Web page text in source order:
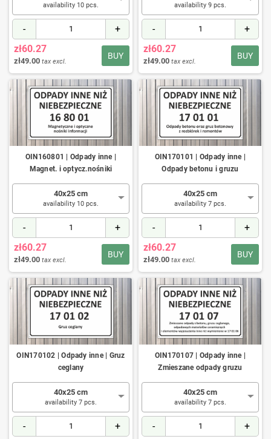
availability 10 pcs.
- +
BUY
zł60.27
zł49.00 tax excl.
availability 9 pcs.
- +
BUY
zł60.27
zł49.00 tax excl.
OIN160801 | Odpady inne |
Magnet. i optycz.nośniki
40x25 cm
availability 10 pcs.
- +
BUY
zł60.27
zł49.00 tax excl.
OIN170101 | Odpady inne |
Odpady betonu i gruzu
40x25 cm
availability 7 pcs.
- +
BUY
zł60.27
zł49.00 tax excl.
OIN170102 | Odpady inne | Gruz
ceglany
40x25 cm
availability 7 pcs.
- +
OIN170107 | Odpady inne |
Zmieszane odpady gruzu
40x25 cm
availability 7 pcs.
- +